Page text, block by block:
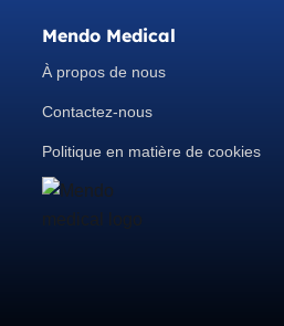
Mendo Medical
À propos de nous
Contactez-nous
Politique en matière de cookies